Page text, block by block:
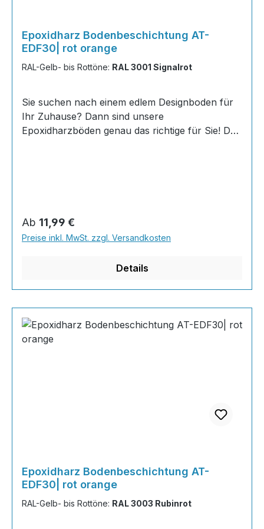
Epoxidharz Bodenbeschichtung AT-
EDF30| rot orange
RAL-Gelb- bis Rottöne: RAL 3001 Signalrot
Sie suchen nach einem edlem Designboden für
Ihr Zuhause? Dann sind unsere
Epoxidharzböden genau das richtige für Sie! Der
Farbkombinationen sind möglich. Von edlen
Naturtönen bis knallig-bunt ist alles möglich!
INHALT 667 Gramm Epoxidharz 330 Gramm
Regulärer Preis:
Ab 11,99 €
Preise inkl. MwSt. zzgl. Versandkosten
Details
Epoxidharz Bodenbeschichtung AT-
EDF30| rot orange
RAL-Gelb- bis Rottöne: RAL 3003 Rubinrot